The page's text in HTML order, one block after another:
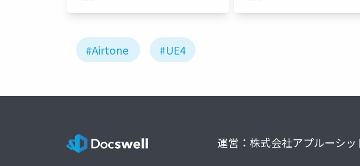
#Airtone #UE4
運営：株式会社アプルーシッ